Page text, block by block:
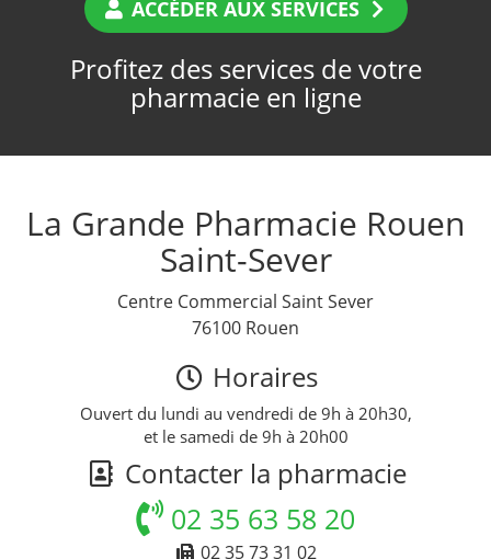
ACCÉDER AUX SERVICES
Profitez des services de votre
pharmacie en ligne
La Grande Pharmacie Rouen
Saint-Sever
Centre Commercial Saint Sever
76100 Rouen
Horaires
Ouvert du lundi au vendredi de 9h à 20h30,
et le samedi de 9h à 20h00
Contacter la pharmacie
02 35 63 58 20
02 35 73 31 02